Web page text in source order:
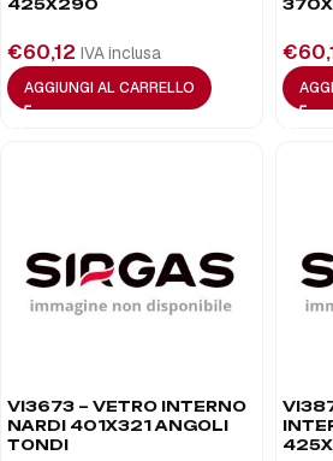
425X290
€60,12 IVA inclusa
AGGIUNGI AL CARRELLO
€
VI3673 – VETRO INTERNO
NARDI 401X321 ANGOLI
TONDI